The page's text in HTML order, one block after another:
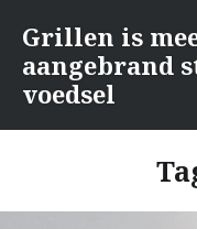
inhoud
springen
Grillen is
aangebrand
voedsel